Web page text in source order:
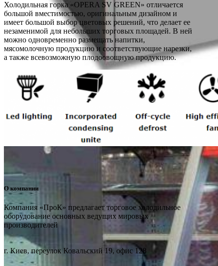
Холодильная горка «OPERA SV GREEN» отличается
большой вместимостью, оригинальным дизайном и
имеет большой выбор цветовых решений, что делает ее
незаменимой для небольших торговых площадей. В ней
можно одновременно размещать напитки,
мясомолочную продукцию и соответствующие нарезки,
а также всевозможную плодоовощную продукцию.
О компании
Компания «ПроК» предлагает торговое холодильное
оборудование основных ведущих мировых
производителей
г. Киев, переулок Ковальский 19, офис 128